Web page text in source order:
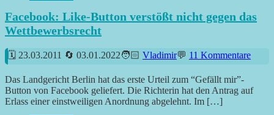
Facebook: Like-Button verstößt nicht gegen das
Wettbewerbsrecht
23.03.2011 03.01.2022 Vladimir 11 Kommentare
Das Landgericht Berlin hat das erste Urteil zum “Gefällt mir”-
Button von Facebook geliefert. Die Richterin hat den Antrag auf
Erlass einer einstweiligen Anordnung abgelehnt. Im […]